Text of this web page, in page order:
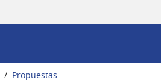
/ Propuestas